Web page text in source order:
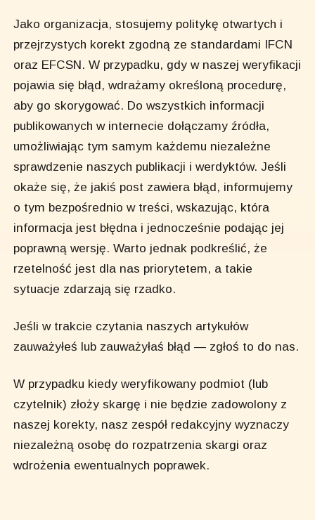
Jako organizacja, stosujemy politykę otwartych i
przejrzystych korekt zgodną ze standardami IFCN
oraz EFCSN. W przypadku, gdy w naszej weryfikacji
pojawia się błąd, wdrażamy określoną procedurę,
aby go skorygować. Do wszystkich informacji
publikowanych w internecie dołączamy źródła,
umożliwiając tym samym każdemu niezależne
sprawdzenie naszych publikacji i werdyktów. Jeśli
okaże się, że jakiś post zawiera błąd, informujemy
o tym bezpośrednio w treści, wskazując, która
informacja jest błędna i jednocześnie podając jej
poprawną wersję. Warto jednak podkreślić, że
rzetelność jest dla nas priorytetem, a takie
sytuacje zdarzają się rzadko.
Jeśli w trakcie czytania naszych artykułów
zauważyłeś lub zauważyłaś błąd — zgłoś to do nas.
W przypadku kiedy weryfikowany podmiot (lub
czytelnik) złoży skargę i nie będzie zadowolony z
naszej korekty, nasz zespół redakcyjny wyznaczy
niezależną osobę do rozpatrzenia skargi oraz
wdrożenia ewentualnych poprawek.